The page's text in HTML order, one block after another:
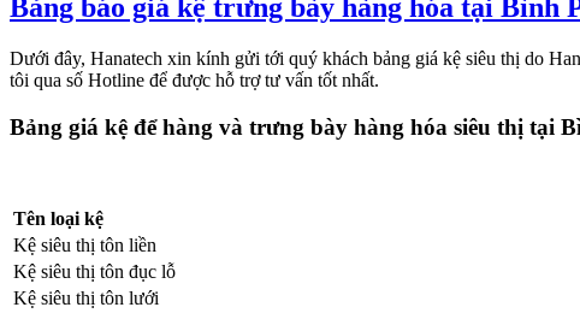
Bảng báo giá kệ trưng bày hàng hóa tại Bình
Dưới đây, Hanatech xin kính gửi tới quý khách bảng giá kệ siêu thị do
tôi qua số Hotline để được hỗ trợ tư vấn tốt nhất.
Bảng giá kệ để hàng và trưng bày hàng hóa siêu thị tại
Tên loại kệ
Kệ siêu thị tôn liền
Kệ siêu thị tôn đục lỗ
Kệ siêu thị tôn lưới